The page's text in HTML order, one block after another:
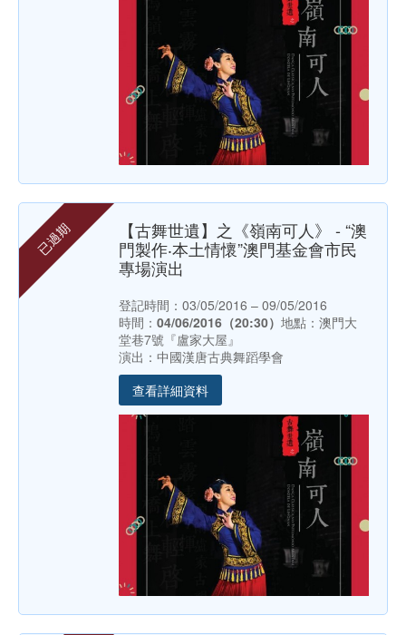
已過期
【古舞世遺】之《嶺南可人》 - “澳
門製作‧本土情懷”澳門基金會市民
專場演出
登記時間：03/05/2016 – 09/05/2016
時間： 04/06/2016（20:30） 地點：澳門大
堂巷7號『盧家大屋』
演出：中國漢唐古典舞蹈學會
查看詳細資料